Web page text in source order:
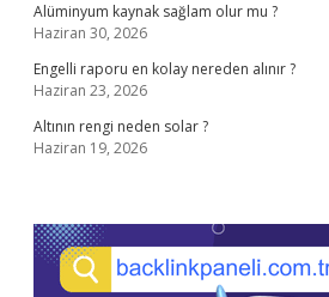
Alüminyum kaynak sağlam olur mu ?
Haziran 30, 2026
Engelli raporu en kolay nereden alınır ?
Haziran 23, 2026
Altının rengi neden solar ?
Haziran 19, 2026